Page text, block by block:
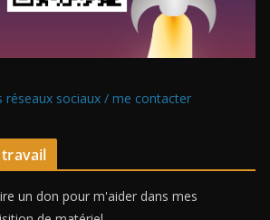
réseaux sociaux / me contacter
un don pour m'aider dans mes